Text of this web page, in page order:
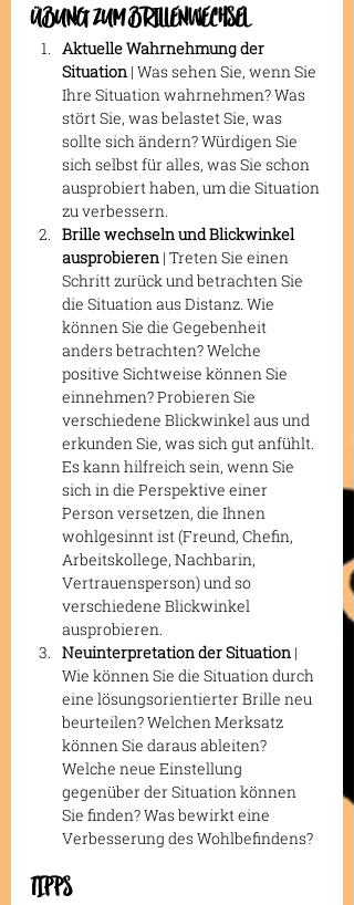
ÜBUNG ZUM BRILLENWECHSEL
Aktuelle Wahrnehmung der
Situation | Was sehen Sie, wenn Sie
Ihre Situation wahrnehmen? Was
stört Sie, was belastet Sie, was
sollte sich ändern? Würdigen Sie
sich selbst für alles, was Sie schon
ausprobiert haben, um die Situation
zu verbessern.
Brille wechseln und Blickwinkel
ausprobieren | Treten Sie einen
Schritt zurück und betrachten Sie
die Situation aus Distanz. Wie
können Sie die Gegebenheit
anders betrachten? Welche
positive Sichtweise können Sie
einnehmen? Probieren Sie
verschiedene Blickwinkel aus und
erkunden Sie, was sich gut anfühlt.
Es kann hilfreich sein, wenn Sie
sich in die Perspektive einer
Person versetzen, die Ihnen
wohlgesinnt ist (Freund, Chefin,
Arbeitskollege, Nachbarin,
Vertrauensperson) und so
verschiedene Blickwinkel
ausprobieren.
Neuinterpretation der Situation |
Wie können Sie die Situation durch
eine lösungsorientierter Brille neu
beurteilen? Welchen Merksatz
können Sie daraus ableiten?
Welche neue Einstellung
gegenüber der Situation können
Sie finden? Was bewirkt eine
Verbesserung des Wohlbefindens?
TIPPS